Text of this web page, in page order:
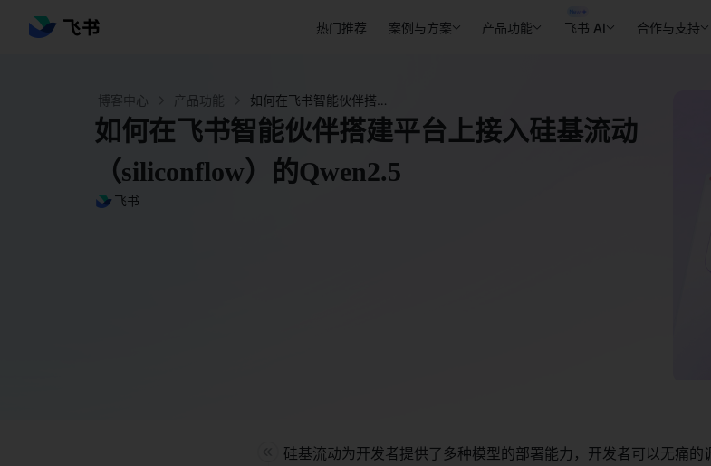
热门推荐 案例与方案 产品功能 飞书 AI 合作与支持
博客中心 产品功能 如何在飞书智能伙伴搭建平台上接入硅基流动（siliconflow）的Qwen2.5 - 飞书官网
如何在飞书智能伙伴搭建平台上接入硅基流动
（siliconflow）的Qwen2.5
飞书
硅基流动为开发者提供了多种模型的部署能力，开发者可以无痛的